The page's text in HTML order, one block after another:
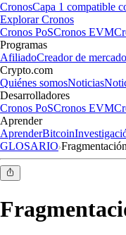
CronosCapa 1 compatible
Explorar Cronos
Cronos PoSCronos EVM
Programas
AfiliadoCreador de mercado
Crypto.com
Quiénes somosNoticias
Desarrolladores
Cronos PoSCronos EVM
Aprender
AprenderBitcoin
GLOSARIO Fragmentación